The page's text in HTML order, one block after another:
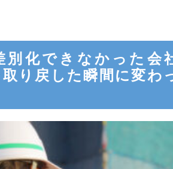
別化できなかった会
り戻した瞬間に変わ